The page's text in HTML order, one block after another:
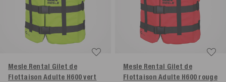
Mesle Rental Gilet de
Flottaison Adulte H600vert
Mesle Rental Gilet de
Flottaison Adulte H600 rouge